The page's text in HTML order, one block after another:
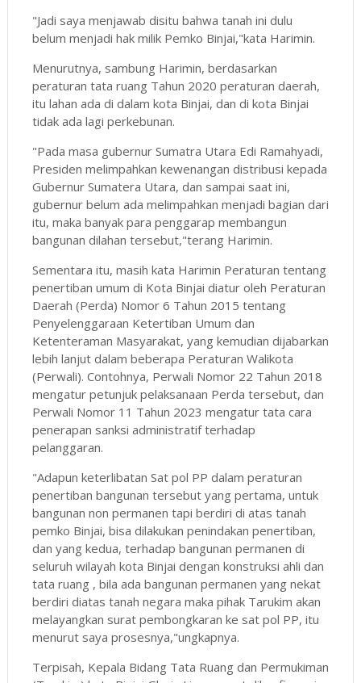
"Jadi saya menjawab disitu bahwa tanah ini dulu
belum menjadi hak milik Pemko Binjai,"kata Harimin.
Menurutnya, sambung Harimin, berdasarkan
peraturan tata ruang Tahun 2020 peraturan daerah,
itu lahan ada di dalam kota Binjai, dan di kota Binjai
tidak ada lagi perkebunan.
"Pada masa gubernur Sumatra Utara Edi Ramahyadi,
Presiden melimpahkan kewenangan distribusi kepada
Gubernur Sumatera Utara, dan sampai saat ini,
gubernur belum ada melimpahkan menjadi bagian dari
itu, maka banyak para penggarap membangun
bangunan dilahan tersebut,"terang Harimin.
Sementara itu, masih kata Harimin Peraturan tentang
penertiban umum di Kota Binjai diatur oleh Peraturan
Daerah (Perda) Nomor 6 Tahun 2015 tentang
Penyelenggaraan Ketertiban Umum dan
Ketenteraman Masyarakat, yang kemudian dijabarkan
lebih lanjut dalam beberapa Peraturan Walikota
(Perwali). Contohnya, Perwali Nomor 22 Tahun 2018
mengatur petunjuk pelaksanaan Perda tersebut, dan
Perwali Nomor 11 Tahun 2023 mengatur tata cara
penerapan sanksi administratif terhadap
pelanggaran.
"Adapun keterlibatan Sat pol PP dalam peraturan
penertiban bangunan tersebut yang pertama, untuk
bangunan non permanen tapi berdiri di atas tanah
pemko Binjai, bisa dilakukan penindakan penertiban,
dan yang kedua, terhadap bangunan permanen di
seluruh wilayah kota Binjai dengan konstruksi ahli dan
tata ruang , bila ada bangunan permanen yang nekat
berdiri diatas tanah negara maka pihak Tarukim akan
melayangkan surat pembongkaran ke sat pol PP, itu
menurut saya prosesnya,"ungkapnya.
Terpisah, Kepala Bidang Tata Ruang dan Permukiman